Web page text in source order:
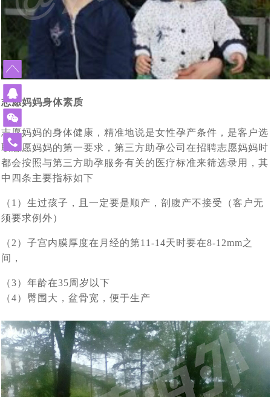
的现象，生殖医生介绍说正常现象 [2023-10-09]
43年北京职场达人执着生育，带着父母一家三口二次赴俄
罗斯试管婴儿促排，开启单身求子之旅 [2023-09-25]
中国单身女性赴俄罗斯做试管婴儿单身求子：可以不要老
公，孩子得要一个
做试管婴儿给我们带来了什么?45岁失独妈妈做俄罗斯试
管婴儿终好孕 [2023-07-12]
从千分之五到79.3%的活产率，俄罗斯第三代试管婴儿科
技助力实现双胞胎梦想
我国已有100多万个“失独”家庭，俄罗斯代孕与试管婴儿合
力助孕生子抚慰失独之家
格鲁吉亚格鲁吉亚总理提出禁止给外国人代孕，试管婴儿
技术备受关注 [2023-06-21]
北京姚女士夫妇带父赴俄罗斯做试管婴儿，一起见证解冻
3年前冻卵，冻卵16颗，解冻15颗，成功配成12颗 [2023-
06-13]
2023全球生育率均趋持续下跌态势，新的生育方式崛起
——试管婴儿与第三方代怀助您成功抱娃！ [2023-06-07]
改变命运！AMH仅为0.18的卵巢早衰女性，在俄罗斯试管
机结构提供全方位支持与协助 [2023-06-01]
该考虑了，独生子女的养老焦虑问题即将来临，现在赴俄
单身女士想先赴俄罗斯试管婴儿取卵，承诺自己三年内如
果结不了婚就单身求子，这样可行吗? [2023-05-22]
53岁绝经女性，如何逆袭自行生育_未婚单身大龄女性能
从美国试管婴儿诊所再现冷藏设备故障事件，解说库拉科
夫国家妇产围产医学研究中如何科学监管冻卵/胚
04-18]
单身大龄女性做试管婴儿求子历程与养娃生活写照分享
[2023-03-30]
中国朋友选择赴俄罗斯试管婴儿生子，为什么成功抱娃有
保障，特别是试管婴儿费用民众能负担得起 [2023-03-28]
中国朋友试管婴儿历程：俄罗斯试管婴儿只为实现父母梦
想而生 [2023-03-27]
美国夫妇也来俄罗斯代怀求子，没有人和钱过意不去，俄
罗斯试管婴儿性价比真的很高 [2023-03-24]
借精生子，不失为一个好选择，您有想过赴俄罗斯做试管
婴儿吗 [2023-03-14]
热点：“父子三人连接患癌”引社会关注，生殖专家介绍俄
志愿妈妈身体素质
志愿妈妈的身体健康，精准地说是女性孕产条件，是客户选
取志愿妈妈的第一要求，第三方助孕公司在招聘志愿妈妈时
都会按照与第三方助孕服务有关的医疗标准来筛选录用，其
中四条主要指标如下
（1）生过孩子，且一定要是顺产，剖腹产不接受（客户无
须要求例外）
（2）子宫内膜厚度在月经的第11-14天时要在8-12mm之
间，
（3）年龄在35周岁以下
（4）臀围大，盆骨宽，便于生产
免
费
热
400-
900-